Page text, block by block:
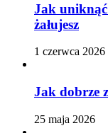
Jak
żałujesz
1 czerwca 2026
Jak dobrze
25 maja 2026